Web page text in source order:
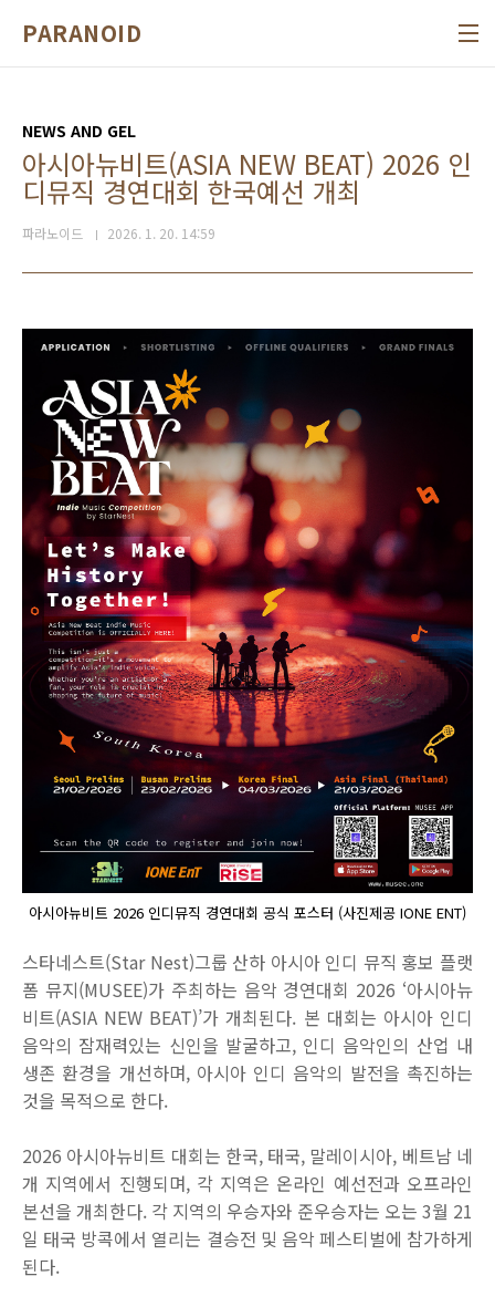
PARANOID
NEWS AND GEL
아시아뉴비트(ASIA NEW BEAT) 2026 인
디뮤직 경연대회 한국예선 개최
파라노이드 2026. 1. 20. 14:59
아시아뉴비트 2026 인디뮤직 경연대회 공식 포스터 (사진제공 IONE ENT)
스타네스트(Star Nest)그룹 산하 아시아 인디 뮤직 홍보 플랫
폼 뮤지(MUSEE)가 주최하는 음악 경연대회 2026 ‘아시아뉴
비트(ASIA NEW BEAT)’가 개최된다. 본 대회는 아시아 인디
음악의 잠재력있는 신인을 발굴하고, 인디 음악인의 산업 내
생존 환경을 개선하며, 아시아 인디 음악의 발전을 촉진하는
것을 목적으로 한다.
2026 아시아뉴비트 대회는 한국, 태국, 말레이시아, 베트남 네
개 지역에서 진행되며, 각 지역은 온라인 예선전과 오프라인
본선을 개최한다. 각 지역의 우승자와 준우승자는 오는 3월 21
일 태국 방콕에서 열리는 결승전 및 음악 페스티벌에 참가하게
된다.